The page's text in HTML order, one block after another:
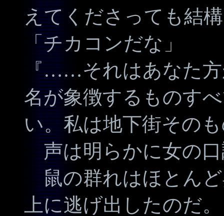
えてくださっても結
「チカコンだな」
『……それはあなた
名が象徴するものす
い。私は地下街その
声は明らかに女の
鼠の群れはほとん
上に逃げ出したのだ。